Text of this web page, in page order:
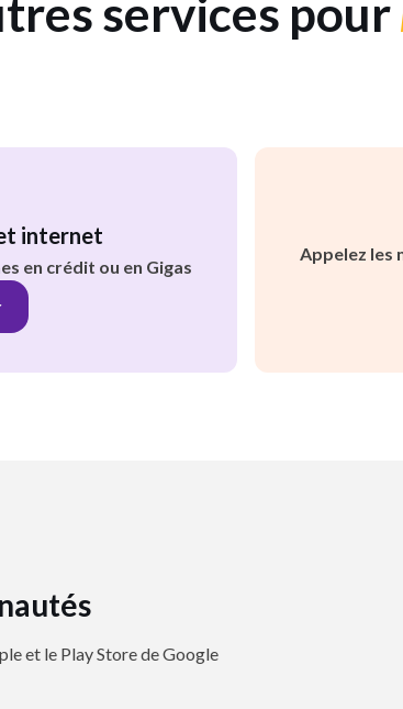
services pour
internet
en crédit ou en Gigas
Appelez les
et le Play Store de Google